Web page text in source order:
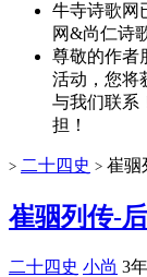
牛寺诗歌网
网&尚仁诗
尊敬的作者
活动，您将
与我们联系
担！
> 二十四史 > 崔骃
崔骃列传-
二十四史 小尚 3